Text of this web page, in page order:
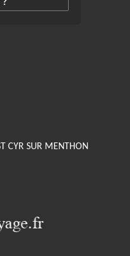
?
CYR SUR MENTHON